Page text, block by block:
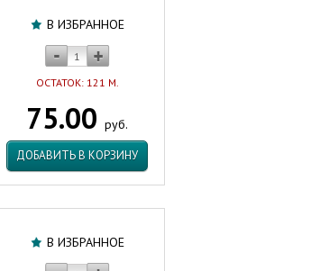
В ИЗБРАННОЕ
ОСТАТОК: 121 М.
75.00 руб.
ДОБАВИТЬ В КОРЗИНУ
В ИЗБРАННОЕ